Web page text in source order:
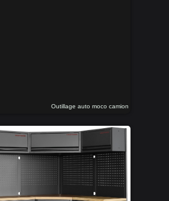
Outillage auto moco camion